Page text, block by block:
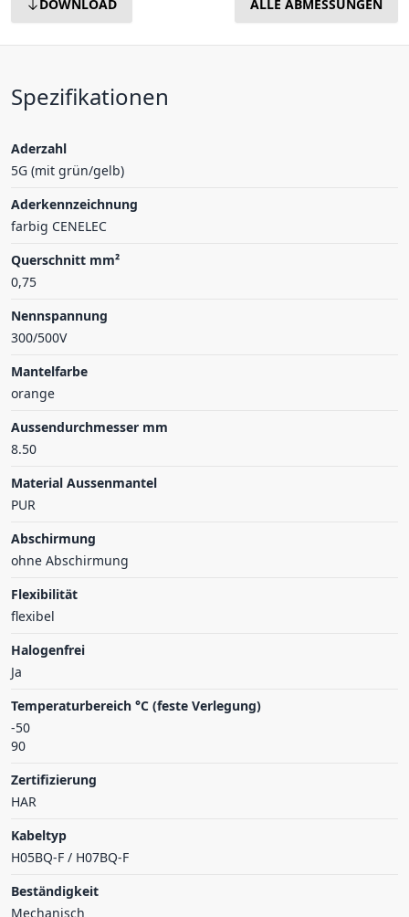
DOWNLOAD ALLE ABMESSUNGEN
Spezifikationen
Aderzahl
5G (mit grün/gelb)
Aderkennzeichnung
farbig CENELEC
Querschnitt mm²
0,75
Nennspannung
300/500V
Mantelfarbe
orange
Aussendurchmesser mm
8.50
Material Aussenmantel
PUR
Abschirmung
ohne Abschirmung
Flexibilität
flexibel
Halogenfrei
Ja
Temperaturbereich °C (feste Verlegung)
-50
90
Zertifizierung
HAR
Kabeltyp
H05BQ-F / H07BQ-F
Beständigkeit
Mechanisch